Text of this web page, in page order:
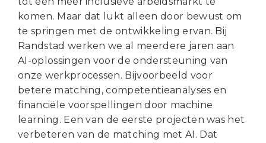
komen. Maar dat lukt alleen door bewust om
te springen met de ontwikkeling ervan. Bij
Randstad werken we al meerdere jaren aan
AI-oplossingen voor de ondersteuning van
onze werkprocessen. Bijvoorbeeld voor
betere matching, competentieanalyses en
financiële voorspellingen door machine
learning. Een van de eerste projecten was het
verbeteren van de matching met AI. Dat